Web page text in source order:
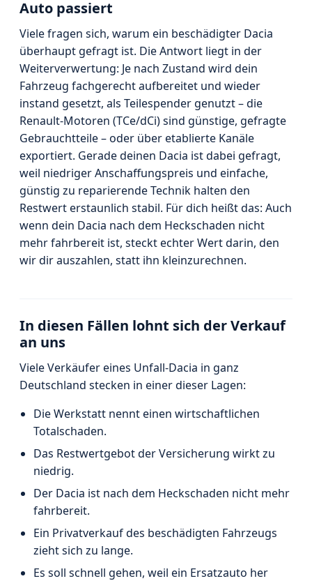
Auto passiert
Viele fragen sich, warum ein beschädigter Dacia
überhaupt gefragt ist. Die Antwort liegt in der
Weiterverwertung: Je nach Zustand wird dein
Fahrzeug fachgerecht aufbereitet und wieder
instand gesetzt, als Teilespender genutzt – die
Renault-Motoren (TCe/dCi) sind günstige, gefragte
Gebrauchtteile – oder über etablierte Kanäle
exportiert. Gerade deinen Dacia ist dabei gefragt,
weil niedriger Anschaffungspreis und einfache,
günstig zu reparierende Technik halten den
Restwert erstaunlich stabil. Für dich heißt das: Auch
wenn dein Dacia nach dem Heckschaden nicht
mehr fahrbereit ist, steckt echter Wert darin, den
wir dir auszahlen, statt ihn kleinzurechnen.
In diesen Fällen lohnt sich der Verkauf
an uns
Viele Verkäufer eines Unfall-Dacia in ganz
Deutschland stecken in einer dieser Lagen:
Die Werkstatt nennt einen wirtschaftlichen
Totalschaden.
Das Restwertgebot der Versicherung wirkt zu
niedrig.
Der Dacia ist nach dem Heckschaden nicht mehr
fahrbereit.
Ein Privatverkauf des beschädigten Fahrzeugs
zieht sich zu lange.
Es soll schnell gehen, weil ein Ersatzauto her